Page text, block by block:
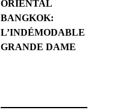
ORIENTAL
BANGKOK:
L’INDÉMODABLE
GRANDE DAME